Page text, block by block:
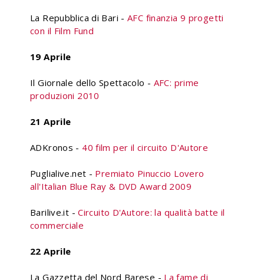
La Repubblica di Bari - AFC finanzia 9 progetti
con il Film Fund
19 Aprile
Il Giornale dello Spettacolo - AFC: prime
produzioni 2010
21 Aprile
ADKronos - 40 film per il circuito D'Autore
Puglialive.net - Premiato Pinuccio Lovero
all'Italian Blue Ray & DVD Award 2009
Barilive.it -Circuito D'Autore: la qualità batte il
commerciale
22 Aprile
La Gazzetta del Nord Barese - La fame di